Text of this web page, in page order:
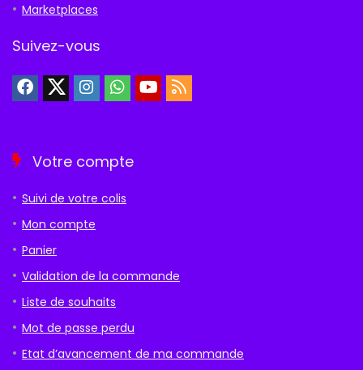
Marketplaces
Suivez-vous
Votre compte
Suivi de votre colis
Mon compte
Panier
Validation de la commande
Liste de souhaits
Mot de passe perdu
Etat d’avancement de ma commande